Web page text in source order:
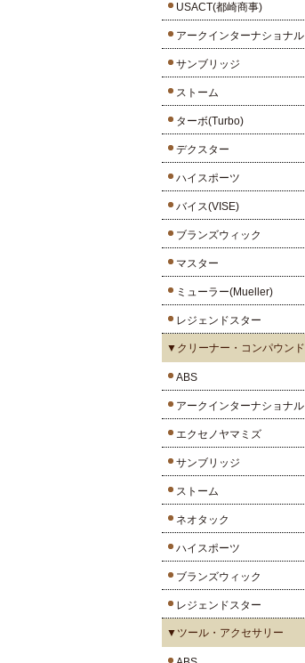
USACT(都崎商事)
アークインターナショナル
サンブリッジ
ストーム
ターボ(Turbo)
デクスター
ハイスポーツ
バイス(VISE)
ブランズウィック
マスター
ミューラー(Mueller)
レジェンドスター
▼クリーナー・コンパウンド
ABS
アークインターナショナル
エクセノヤマミズ
サンブリッジ
ストーム
ネオタック
ハイスポーツ
ブランズウィック
レジェンドスター
▼ツール・アクセサリー